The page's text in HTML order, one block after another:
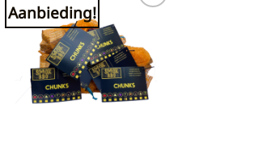
Aanbieding!
Toevoegen
aan
verlanglijst